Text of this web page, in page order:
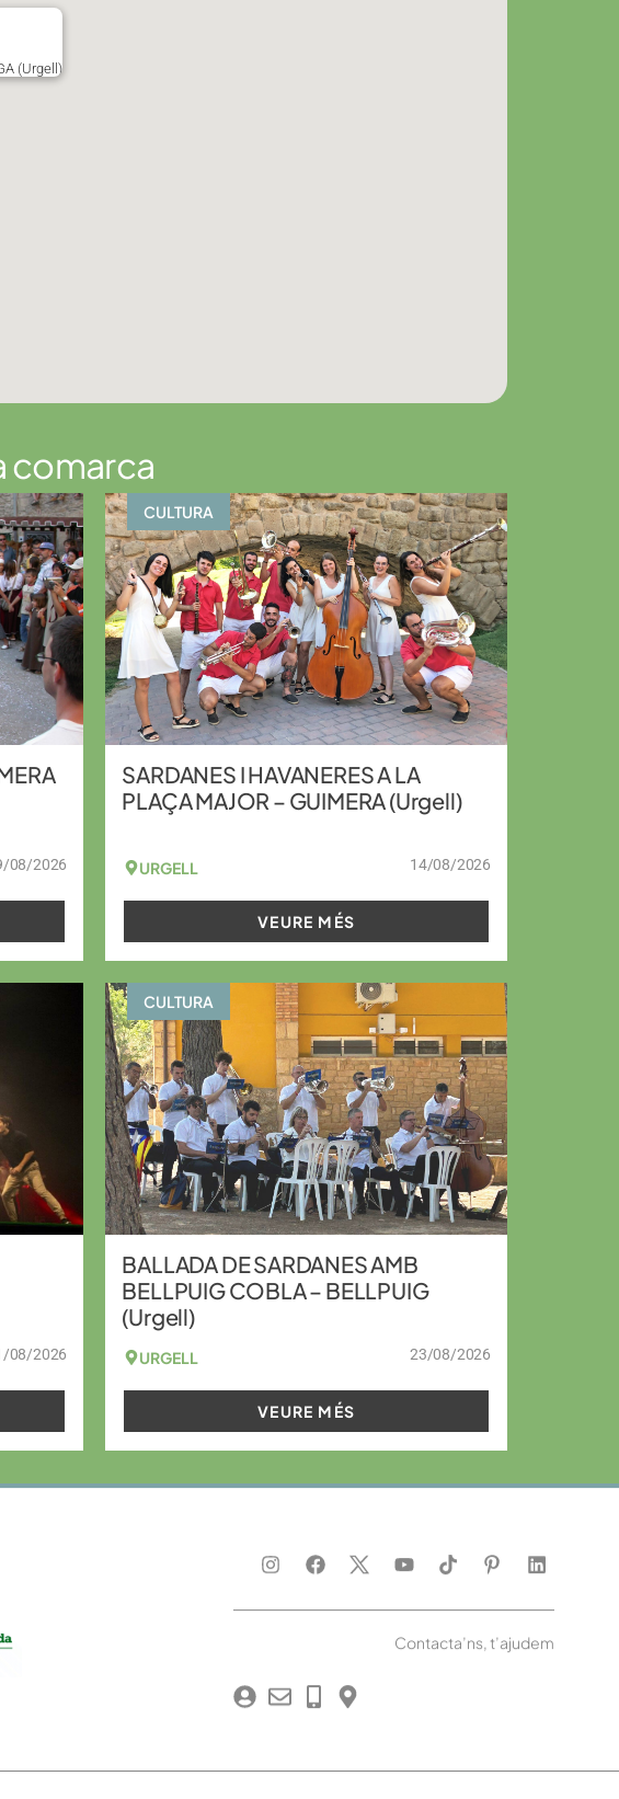
(Urgell)
comarca
08/2026
CULTURA
SARDANES I HAVANERES A LA
PLAÇA MAJOR – GUIMERA (Urgell)
URGELL 14/08/2026
VEURE MÉS
08/2026
CULTURA
BALLADA DE SARDANES AMB
BELLPUIG COBLA – BELLPUIG
(Urgell)
URGELL 23/08/2026
VEURE MÉS
Contacta’ns, t’ajudem